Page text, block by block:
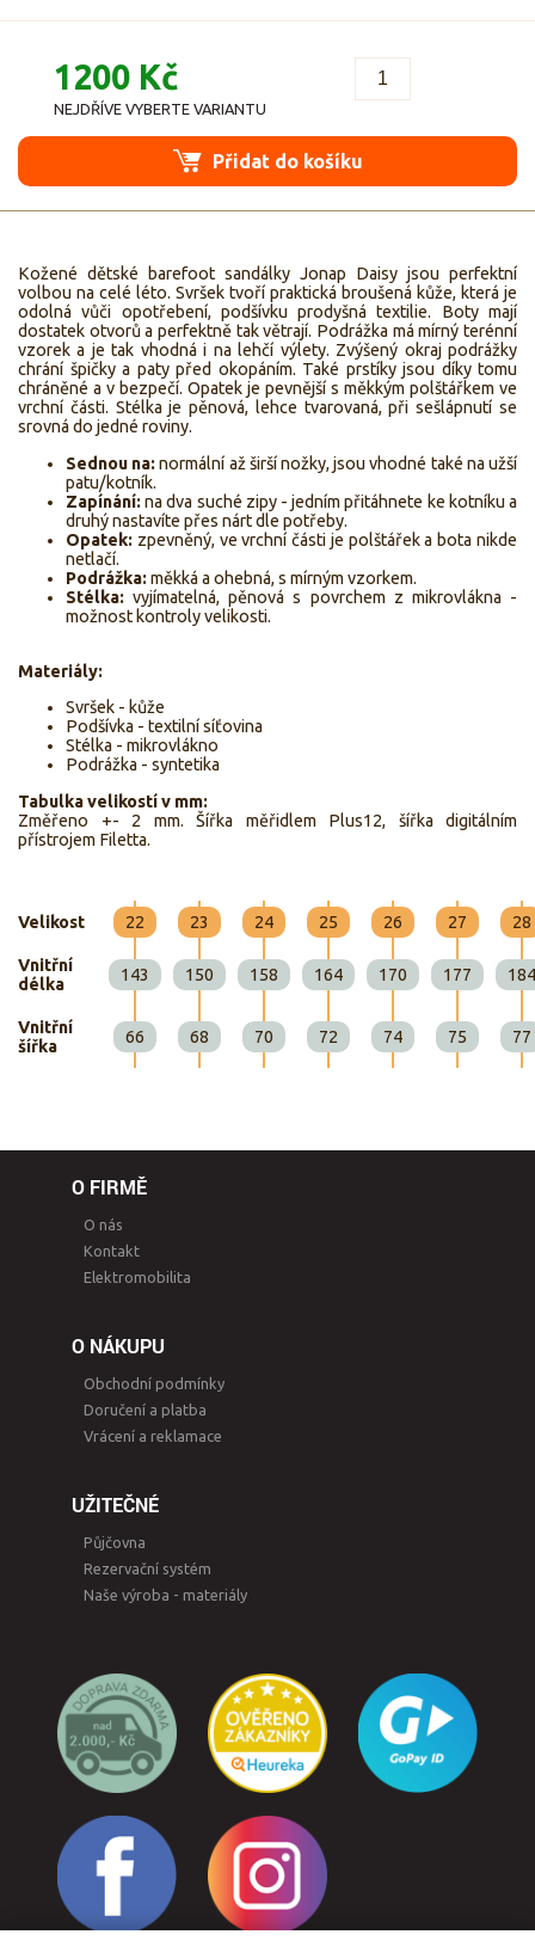
1200 Kč
NEJDŘÍVE VYBERTE VARIANTU
Přidat do košíku
Kožené dětské barefoot sandálky Jonap Daisy jsou perfektní
volbou na celé léto. Svršek tvoří praktická broušená kůže, která je
odolná vůči opotřebení, podšívku prodyšná textilie. Boty mají
dostatek otvorů a perfektně tak větrají. Podrážka má mírný terénní
vzorek a je tak vhodná i na lehčí výlety. Zvýšený okraj podrážky
chrání špičky a paty před okopáním. Také prstíky jsou díky tomu
chráněné a v bezpečí. Opatek je pevnější s měkkým polštářkem ve
vrchní části. Stélka je pěnová, lehce tvarovaná, při sešlápnutí se
srovná do jedné roviny.
Sednou na:normální až širší nožky, jsou vhodné také na užší
patu/kotník.
Zapínání:na dva suché zipy - jedním přitáhnete ke kotníku a
druhý nastavíte přes nárt dle potřeby.
Opatek: zpevněný, ve vrchní části je polštářek a bota nikde
netlačí.
Podrážka:měkká a ohebná, s mírným vzorkem.
Stélka: vyjímatelná, pěnová s povrchem z mikrovlákna -
možnost kontroly velikosti.
Materiály:
Svršek - kůže
Podšívka - textilní síťovina
Stélka - mikrovlákno
Podrážka - syntetika
Tabulka velikostí v mm:
Změřeno +- 2 mm. Šířka měřidlem Plus12, šířka digitálním
přístrojem Filetta.
Velikost 22 23 24 25 26 27 28
Vnitřní
délka
143 150 158 164 170 177 184
Vnitřní
šířka
66 68 70 72 74 75 77
O FIRMĚ
O nás
Kontakt
Elektromobilita
O NÁKUPU
Obchodní podmínky
Doručení a platba
Vrácení a reklamace
UŽITEČNÉ
Půjčovna
Rezervační systém
Naše výroba - materiály